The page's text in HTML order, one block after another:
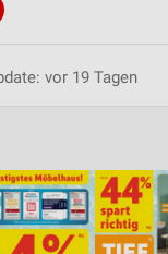
vor 19 Tagen